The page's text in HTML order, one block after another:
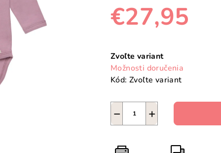
€27,95
cena:
Zvoľte variant
Možnosti doručenia
Kód: Zvoľte variant
+
−